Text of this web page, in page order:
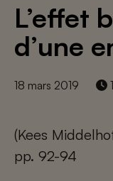
L’effet
d’une
18 mars 2019
(Kees
pp. 92-94